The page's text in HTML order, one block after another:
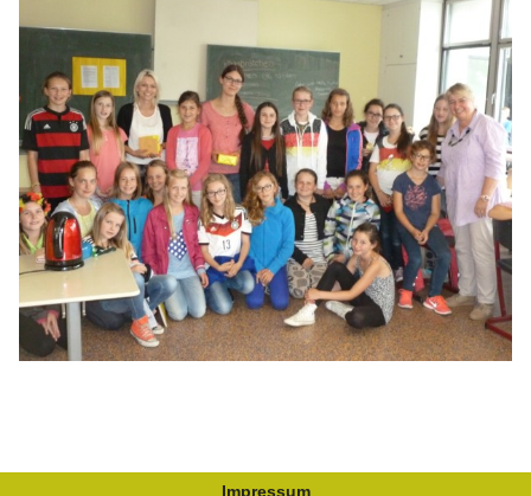
Impressum